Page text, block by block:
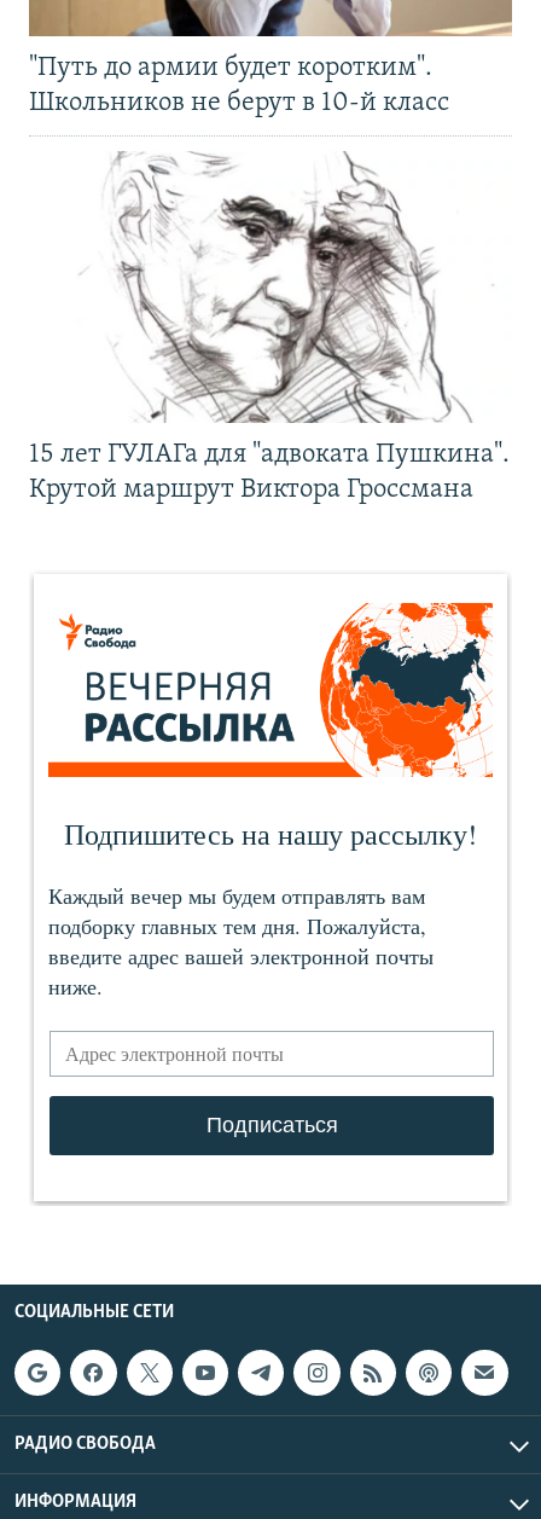
"Путь до армии будет коротким".
Школьников не берут в 10-й класс
15 лет ГУЛАГа для "адвоката Пушкина".
Крутой маршрут Виктора Гроссмана
СОЦИАЛЬНЫЕ СЕТИ
РАДИО СВОБОДА
ИНФОРМАЦИЯ